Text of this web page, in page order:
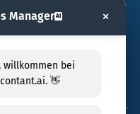
Texterstellung
Lösung eine
Basis vorhandener
mit spezifischen Shop-
Texte, die sowohl die
die Kaufbereitschaft steigern.
Manager AI ×
willkommen bei
👋